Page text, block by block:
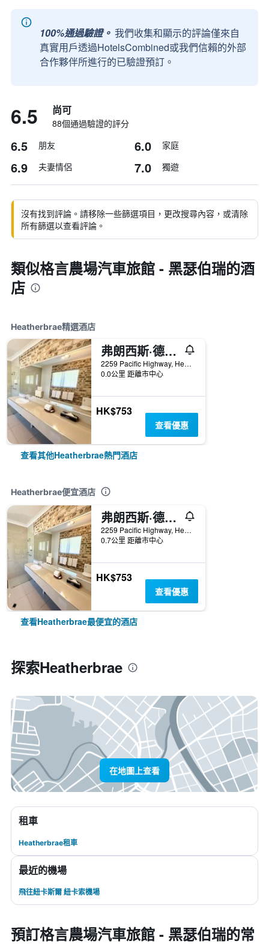
100%通過驗證。 我們收集和顯示的評論僅來自
真實用戶透過HotelsCombined或我們信賴的外部
合作夥伴所進行的已驗證預訂。
6.5 尚可
88個通過驗證的評分
6.5 朋友 6.0 家庭
6.9 夫妻情侶 7.0 獨遊
沒有找到評論。請移除一些篩選項目，更改搜尋內容，或清除
所有篩選以查看評論。
類似格言農場汽車旅館 - 黑瑟伯瑞的酒
店
Heatherbrae精選酒店
弗朗西斯·德雷克爵士酒店
2259 Pacific Highway, Heatherbrae, NSW, 澳洲
0.0公里 距離市中心
HK$753
查看優惠
查看其他Heatherbrae熱門酒店
Heatherbrae便宜酒店
弗朗西斯·德雷克爵士酒店
2259 Pacific Highway, Heatherbrae, NSW, 澳洲
0.7公里 距離市中心
HK$753
查看優惠
查看Heatherbrae最便宜的酒店
探索Heatherbrae
在地圖上查看
租車
Heatherbrae租車
最近的機場
飛往紐卡斯爾 紐卡索機場
預訂格言農場汽車旅館 - 黑瑟伯瑞的常